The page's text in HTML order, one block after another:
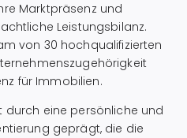
Marktpräsenz und
Leistungsbilanz.
von 30 hochqualifizierten
für Immobilien.
durch eine persönliche und
geprägt, die die